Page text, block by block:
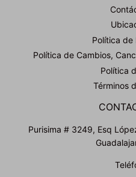
Política de
Política de Cambios,
Política
Términos
Purisima # 3249, Esq